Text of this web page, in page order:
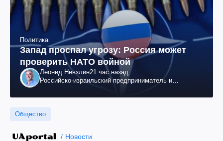
Политика
Запад проспал угрозу: Россия может
проверить НАТО войной
Леонид Невзлин21 час назад
Российско-израильский предприниматель и
"ЮКОСа"
Общество
Новости